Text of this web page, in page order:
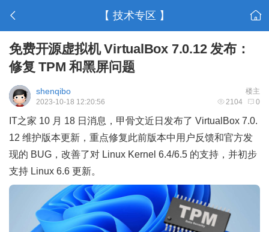
【 技术专区 】
免费开源虚拟机 VirtualBox 7.0.12 发布：
修复 TPM 和黑屏问题
楼主
shenqibo
2104 0
2023-10-18 12:20:56
IT之家 10 月 18 日消息，甲骨文近日发布了 VirtualBox 7.0.
12 维护版本更新，重点修复此前版本中用户反馈和官方发
现的 BUG，改善了对 Linux Kernel 6.4/6.5 的支持，并初步
支持 Linux 6.6 更新。